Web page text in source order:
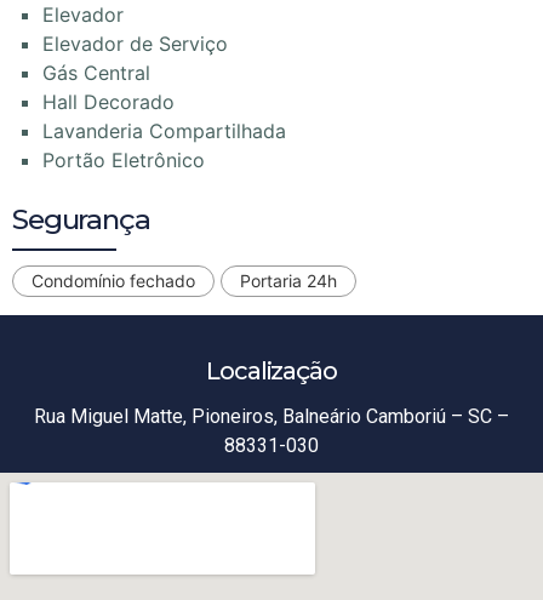
Elevador
Elevador de Serviço
Gás Central
Hall Decorado
Lavanderia Compartilhada
Portão Eletrônico
Segurança
Condomínio fechado Portaria 24h
Localização
Rua Miguel Matte, Pioneiros, Balneário Camboriú – SC –
88331-030